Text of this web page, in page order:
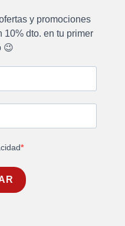
y promociones
10% dto. en tu primer
😉